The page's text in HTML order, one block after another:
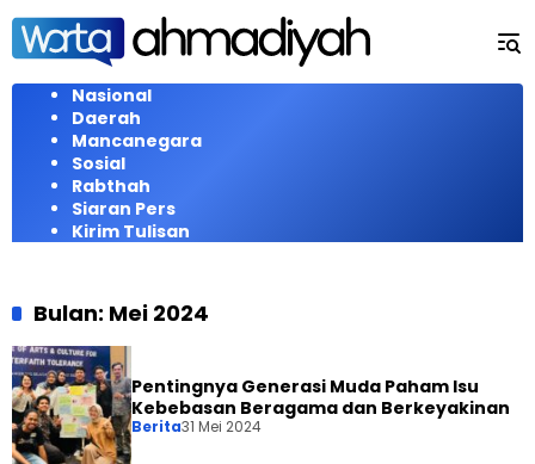
Langsung
konten
Nasional
Daerah
Mancanegara
Sosial
Rabthah
Siaran Pers
Kirim Tulisan
Bulan: Mei 2024
Pentingnya Generasi Muda Paham Isu
Kebebasan Beragama dan Berkeyakinan
Berita31 Mei 2024